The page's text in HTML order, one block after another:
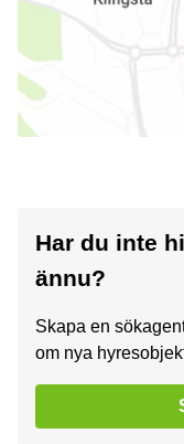
Har du inte
ännu?
Skapa en
om nya